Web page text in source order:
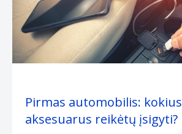
Pirmas automobilis: kokius
aksesuarus reikėtų įsigyti?